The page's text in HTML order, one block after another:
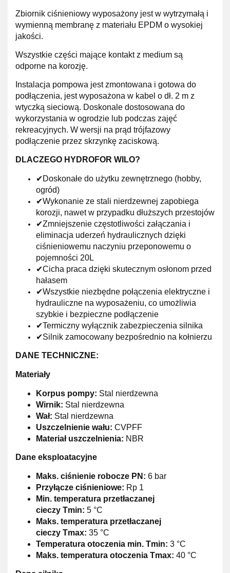
Zbiornik ciśnieniowy wyposażony jest w wytrzymałą i
wymienną membranę z materiału EPDM o wysokiej
jakości.
Wszystkie części mające kontakt z medium są
odporne na korozję.
Instalacja pompowa jest zmontowana i gotowa do
podłączenia, jest wyposażona w kabel o dł. 2 m z
wtyczką sieciową. Doskonale dostosowana do
wykorzystania w ogrodzie lub podczas zajęć
rekreacyjnych. W wersji na prąd trójfazowy
podłączenie przez skrzynkę zaciskową.
DLACZEGO HYDROFOR WILO?
✔Doskonałe do użytku zewnętrznego (hobby,
ogród)
✔Wykonanie ze stali nierdzewnej zapobiega
korozji, nawet w przypadku dłuższych przestojów
✔Zmniejszenie częstotliwości załączania i
eliminacja uderzeń hydraulicznych dzięki
ciśnieniowemu naczyniu przeponowemu o
pojemności 20L
✔Cicha praca dzięki skutecznym osłonom przed
hałasem
✔Wszystkie niezbędne połączenia elektryczne i
hydrauliczne na wyposażeniu, co umożliwia
szybkie i bezpieczne podłączenie
✔Termiczny wyłącznik zabezpieczenia silnika
✔Silnik zamocowany bezpośrednio na kołnierzu
DANE TECHNICZNE:
Materiały
Korpus pompy: Stal nierdzewna
Wirnik: Stal nierdzewna
Wał: Stal nierdzewna
Uszczelnienie wału: CVPFF
Materiał uszczelnienia: NBR
Dane eksploatacyjne
Maks. ciśnienie robocze PN: 6 bar
Przyłącze ciśnieniowe: Rp 1
Min. temperatura przetłaczanej
cieczy Tmin: 5 °C
Maks. temperatura przetłaczanej
cieczy Tmax: 35 °C
Temperatura otoczenia min. Tmin: 3 °C
Maks. temperatura otoczenia Tmax: 40 °C